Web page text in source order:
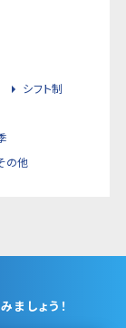
シフト制
の他
ましょう！